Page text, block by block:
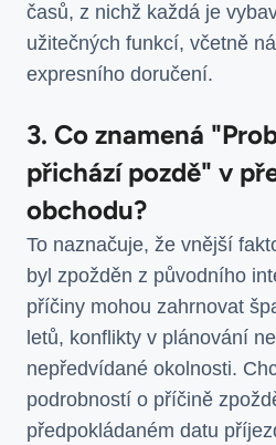
časů, z nichž každá je
užitečných funkcí, včetně
expresního doručení.
3. Co znamená
přichází pozdě" v
obchodu?
To naznačuje, že vnější
byl zpožděn z původního
příčiny mohou zahrnovat
letů, konflikty v plánování
nepředvídané okolnosti.
podrobností o příčině
předpokládaném datu